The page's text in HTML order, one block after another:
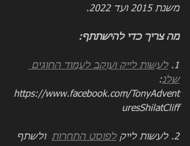
משנת 2015 ועד 2022.
מה צריך כדי להישתתף:
1.
לעשות לייק ועוקב לעמוד החוגים
שלנ:
https://www.facebook.com/TonyAdvent
uresShilatCliff
2. לעשות לייק לפוסט התחרות
  ולשתף